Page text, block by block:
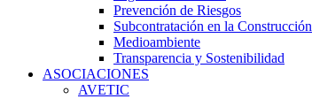
Prevención de Riesgos
Subcontratación en la Construcción
Medioambiente
Transparencia y Sostenibilidad
ASOCIACIONES
AVETIC